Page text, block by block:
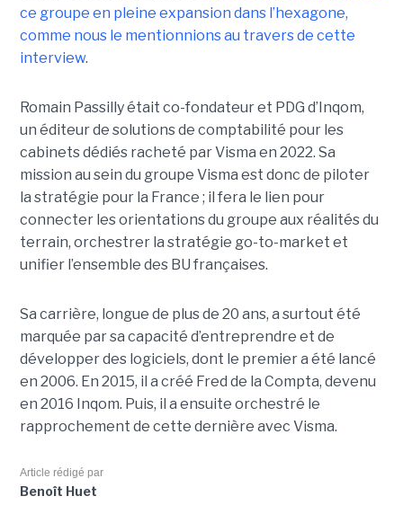
ce groupe en pleine expansion dans l’hexagone,
comme nous le mentionnions au travers de cette
interview.
Romain Passilly était co-fondateur et PDG d’Inqom,
un éditeur de solutions de comptabilité pour les
cabinets dédiés racheté par Visma en 2022. Sa
mission au sein du groupe Visma est donc de piloter
la stratégie pour la France ; il fera le lien pour
connecter les orientations du groupe aux réalités du
terrain, orchestrer la stratégie go-to-market et
unifier l’ensemble des BU françaises.
Sa carrière, longue de plus de 20 ans, a surtout été
marquée par sa capacité d’entreprendre et de
développer des logiciels, dont le premier a été lancé
en 2006. En 2015, il a créé Fred de la Compta, devenu
en 2016 Inqom. Puis, il a ensuite orchestré le
rapprochement de cette dernière avec Visma.
Article rédigé par
Benoît Huet